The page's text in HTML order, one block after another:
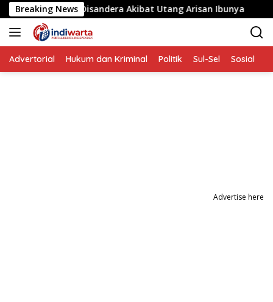
Langsung
ke
konten
Breaking News
yang Disandera Akibat Utang Arisan Ibunya Aksi
Advertorial Hukum dan Kriminal Politik Sul-Sel Sosial
Advertise here